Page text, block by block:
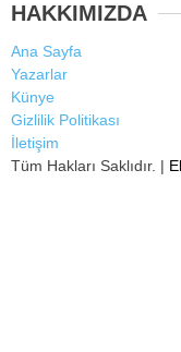
HAKKIMIZDA
Ana Sayfa
Yazarlar
Künye
Gizlilik Politikası
İletişim
Tüm Hakları Saklıdır. |